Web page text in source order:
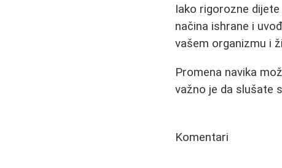
Iako rigorozne
načina ishrane i
vašem organizmu i
Promena navika
važno je da slušate
Komentari